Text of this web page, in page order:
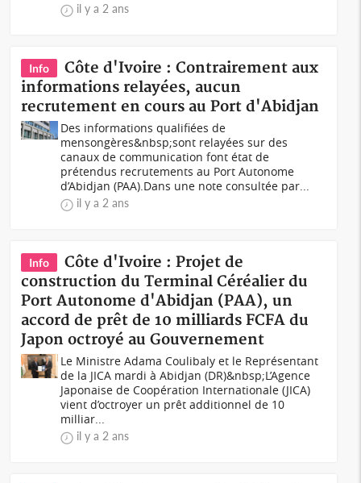
il y a 2 ans
Info
Côte d'Ivoire : Contrairement aux
informations relayées, aucun
recrutement en cours au Port d'Abidjan
Des informations qualifiées de
mensongères&nbsp;sont relayées sur des
canaux de communication font état de
prétendus recrutements au Port Autonome
d’Abidjan (PAA).Dans une note consultée par...
il y a 2 ans
Info
Côte d'Ivoire : Projet de
construction du Terminal Céréalier du
Port Autonome d'Abidjan (PAA), un
accord de prêt de 10 milliards FCFA du
Japon octroyé au Gouvernement
Le Ministre Adama Coulibaly et le Représentant
de la JICA mardi à Abidjan (DR)&nbsp;L’Agence
Japonaise de Coopération Internationale (JICA)
vient d’octroyer un prêt additionnel de 10
milliar...
il y a 2 ans